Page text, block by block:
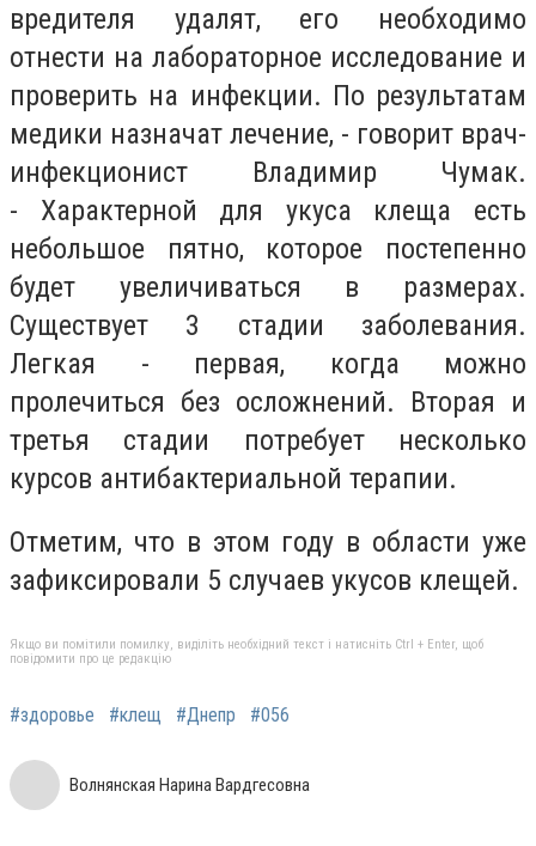
вредителя удалят, его необходимо
отнести на лабораторное исследование и
проверить на инфекции. По результатам
медики назначат лечение, - говорит врач-
инфекционист Владимир Чумак.
- Характерной для укуса клеща есть
небольшое пятно, которое постепенно
будет увеличиваться в размерах.
Существует 3 стадии заболевания.
Легкая - первая, когда можно
пролечиться без осложнений. Вторая и
третья стадии потребует несколько
курсов антибактериальной терапии.
Отметим, что в этом году в области уже
зафиксировали 5 случаев укусов клещей.
Якщо ви помітили помилку, виділіть необхідний текст і натисніть Ctrl + Enter, щоб
повідомити про це редакцію
#здоровье #клещ #Днепр #056
Волнянская Нарина Вардгесовна